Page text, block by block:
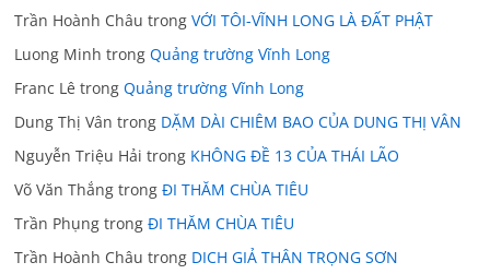
Trần Hoành Châu trongVỚI TÔI-VĨNH LONG LÀ ĐẤT PHẬT
Luong Minh trongQuảng trường Vĩnh Long
Franc Lê trongQuảng trường Vĩnh Long
Dung Thị Vân trong DẶM DÀI CHIÊM BAO CỦA DUNG THỊ VÂN
Nguyễn Triệu Hải trong KHÔNG ĐỀ 13 CỦA THÁI LÃO
Võ Văn Thắng trongĐI THĂM CHÙA TIÊU
Trần Phụng trongĐI THĂM CHÙA TIÊU
Trần Hoành Châu trong DICH GIẢ THÂN TRỌNG SƠN